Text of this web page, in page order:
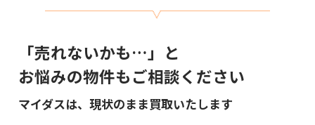
「売れないかも…」と
お悩みの物件もご相談ください
マイダスは、現状のまま買取いたします